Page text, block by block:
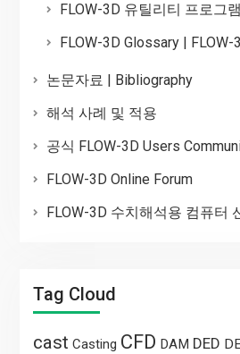
FLOW-3D 유틸리티 프로그램
FLOW-3D Glossary | FLOW-
논문자료 | Bibliography
해석 사례 및 적용
공식 FLOW-3D Users
FLOW-3D Online Forum
FLOW-3D 수치해석용 컴퓨터
Tag Cloud
cast Casting CFD DAM DED